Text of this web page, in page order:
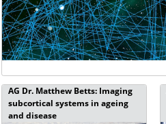
AG Dr. Matthew Betts: Imaging
subcortical systems in ageing
and disease